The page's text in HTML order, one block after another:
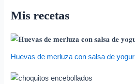
Mis recetas
Huevas de merluza con salsa de yogur